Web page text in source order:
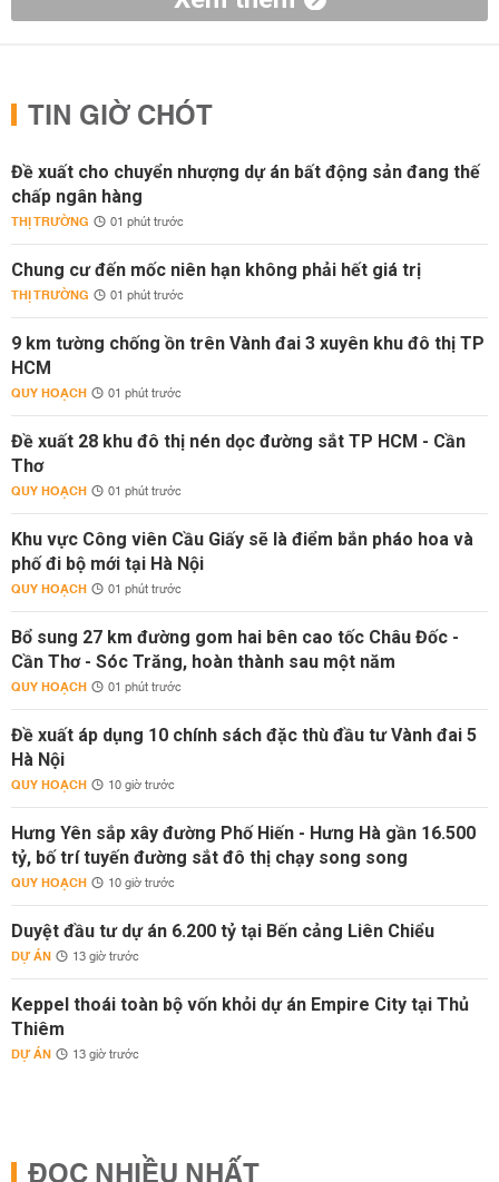
TIN GIỜ CHÓT
Đề xuất cho chuyển nhượng dự án bất động sản đang thế
chấp ngân hàng
THỊ TRƯỜNG 01 phút trước
Chung cư đến mốc niên hạn không phải hết giá trị
THỊ TRƯỜNG 01 phút trước
9 km tường chống ồn trên Vành đai 3 xuyên khu đô thị TP
HCM
QUY HOẠCH 01 phút trước
Đề xuất 28 khu đô thị nén dọc đường sắt TP HCM - Cần
Thơ
QUY HOẠCH 01 phút trước
Khu vực Công viên Cầu Giấy sẽ là điểm bắn pháo hoa và
phố đi bộ mới tại Hà Nội
QUY HOẠCH 01 phút trước
Bổ sung 27 km đường gom hai bên cao tốc Châu Đốc -
Cần Thơ - Sóc Trăng, hoàn thành sau một năm
QUY HOẠCH 01 phút trước
Đề xuất áp dụng 10 chính sách đặc thù đầu tư Vành đai 5
Hà Nội
QUY HOẠCH 10 giờ trước
Hưng Yên sắp xây đường Phố Hiến - Hưng Hà gần 16.500
tỷ, bố trí tuyến đường sắt đô thị chạy song song
QUY HOẠCH 10 giờ trước
Duyệt đầu tư dự án 6.200 tỷ tại Bến cảng Liên Chiểu
DỰ ÁN 13 giờ trước
Keppel thoái toàn bộ vốn khỏi dự án Empire City tại Thủ
Thiêm
DỰ ÁN 13 giờ trước